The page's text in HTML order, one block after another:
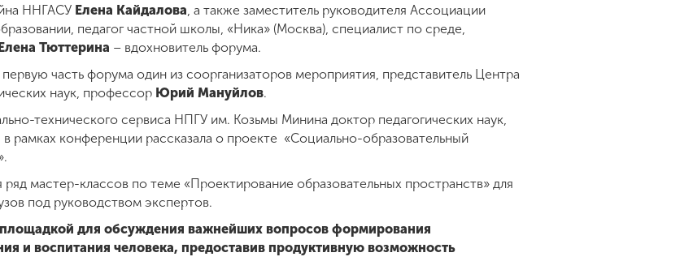
ННГАСУ Елена Кайдалова, а также заместитель руководителя Ассоциации
педагог частной школы, «Ника» (Москва), специалист по среде,
Тюттерина – вдохновитель форума.
часть форума один из соорганизаторов мероприятия, представитель Центра
наук, профессор Юрий Мануйлов.
технического сервиса НПГУ им. Козьмы Минина доктор педагогических наук,
в рамках конференции рассказала о проекте «Социально-образовательный
мастер-классов по теме «Проектирование образовательных пространств» для
под руководством экспертов.
для обсуждения важнейших вопросов формирования
и воспитания человека, предоставив продуктивную возможность